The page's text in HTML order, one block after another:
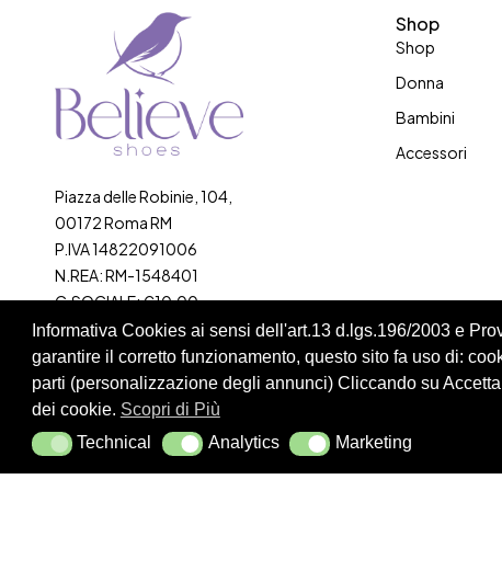
Informativa Cookies ai sensi dell'art.13 d.lgs.196/2003 e
garantire il corretto funzionamento, questo sito fa uso di:
parti (personalizzazione degli annunci) Cliccando su
dei cookie. Scopri di Più
Technical
Technical Analytics
Analytics Marketing
Marketing
Piazza delle Robinie, 104,
00172 Roma RM
P.IVA 14822091006
N.REA: RM-1548401
C.SOCIALE: €10,00
334 918 4321
Shop
Shop
Donna
Bambini
Accessori